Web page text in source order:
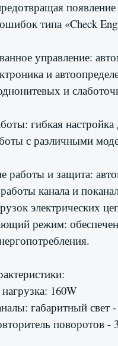
появление
типа «Check
управление:
и
и
гибкая настройка
с различными
работы и защита:
канала и
электрических
режим:
160W
габаритный свет
поворотов -